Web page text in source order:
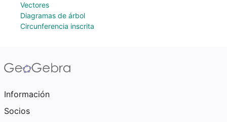
Vectores
Diagramas de árbol
Circunferencia inscrita
Información
Socios